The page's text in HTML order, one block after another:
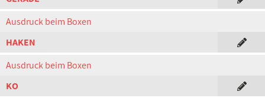
Ausdruck beim Boxen
HAKEN
Ausdruck beim Boxen
KO